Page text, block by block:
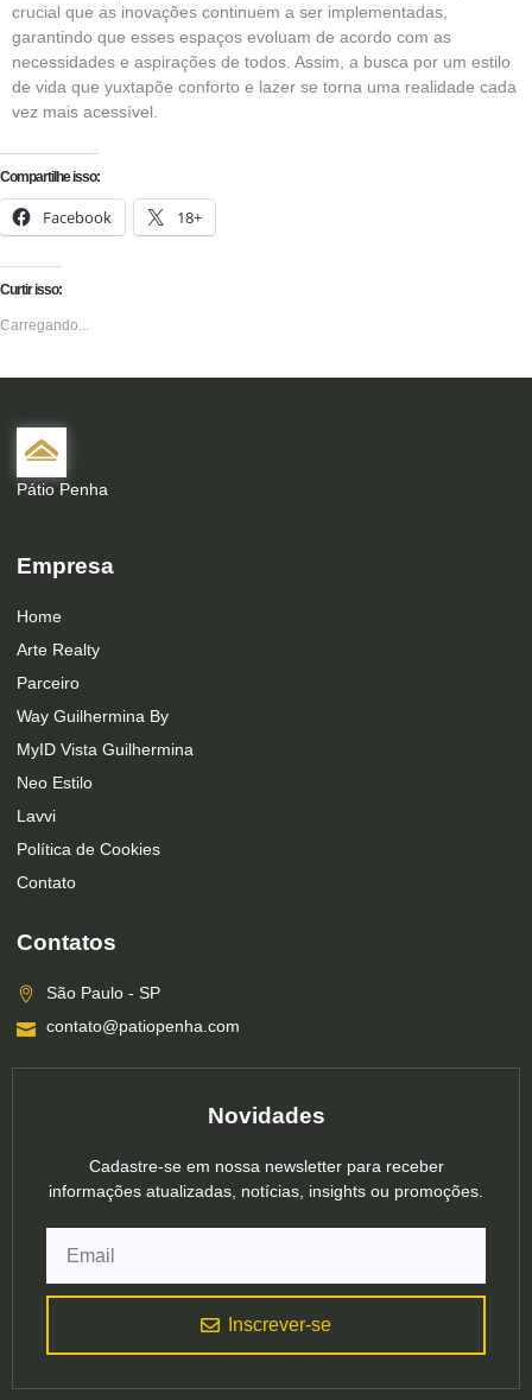
crucial que as inovações continuem a ser implementadas,
garantindo que esses espaços evoluam de acordo com as
necessidades e aspirações de todos. Assim, a busca por um estilo
de vida que yuxtapõe conforto e lazer se torna uma realidade cada
vez mais acessível.
Compartilhe isso:
Facebook 18+
Curtir isso:
Carregando...
Pátio Penha
Empresa
Home
Arte Realty
Parceiro
Way Guilhermina By
MyID Vista Guilhermina
Neo Estilo
Lavvi
Política de Cookies
Contato
Contatos
São Paulo - SP
contato@patiopenha.com
Novidades
Cadastre-se em nossa newsletter para receber
informações atualizadas, notícias, insights ou promoções.
Inscrever-se